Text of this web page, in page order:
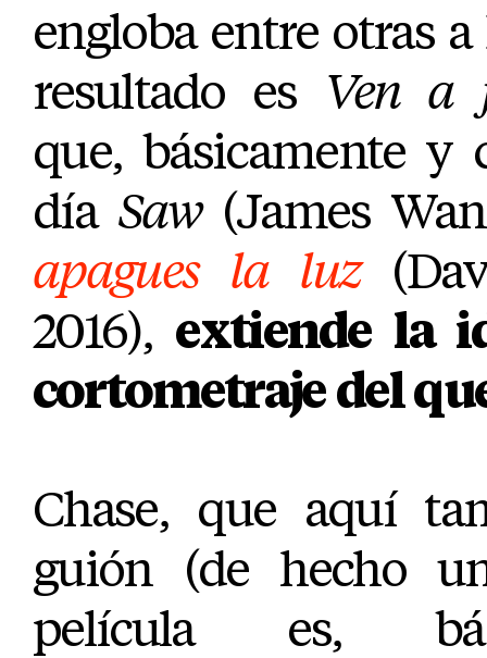
engloba entre otras
resultado es Ven a
que, básicamente y
día Saw(James
apagues la luz
2016), extiende la
cortometraje del
Chase, que aquí
guión (de hecho
película es,